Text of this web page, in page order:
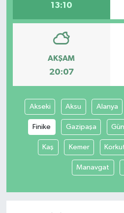
13:10
AKŞAM
20:07
Akseki Aksu Alanya
Finike Gazipaşa
Kaş Kemer
Manavgat